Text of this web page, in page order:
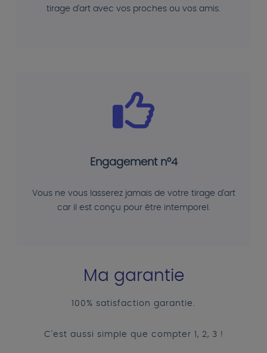
tirage d'art avec vos proches ou vos amis.
Engagement n°4
Vous ne vous lasserez jamais de votre tirage d'art
car il est conçu pour être intemporel.
Ma garantie
100% satisfaction garantie.
C'est aussi simple que compter 1, 2, 3 !